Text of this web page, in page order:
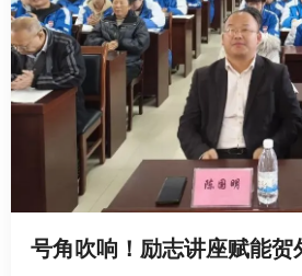
号角吹响！励志讲座赋能